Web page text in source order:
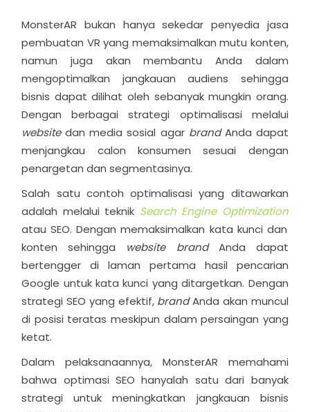
MonsterAR bukan hanya sekedar penyedia jasa
pembuatan VR yang memaksimalkan mutu konten,
namun juga akan membantu Anda dalam
mengoptimalkan jangkauan audiens sehingga
bisnis dapat dilihat oleh sebanyak mungkin orang.
Dengan berbagai strategi optimalisasi melalui
websitedan media sosial agarbrandAnda dapat
menjangkau calon konsumen sesuai dengan
penargetan dan segmentasinya.
Salah satu contoh optimalisasi yang ditawarkan
adalah melalui teknik Search Engine Optimization
atau SEO. Dengan memaksimalkan kata kunci dan
konten sehingga website brand Anda dapat
bertengger di laman pertama hasil pencarian
Google untuk kata kunci yang ditargetkan. Dengan
strategi SEO yang efektif, brandAnda akan muncul
di posisi teratas meskipun dalam persaingan yang
ketat.
Dalam pelaksanaannya, MonsterAR memahami
bahwa optimasi SEO hanyalah satu dari banyak
strategi untuk meningkatkan jangkauan bisnis